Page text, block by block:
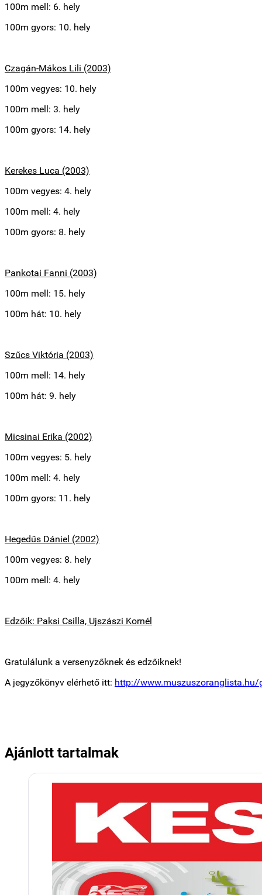
100m mell: 6. hely
100m gyors: 10. hely
Czagán-Mákos Lili (2003)
100m vegyes: 10. hely
100m mell: 3. hely
100m gyors: 14. hely
Kerekes Luca (2003)
100m vegyes: 4. hely
100m mell: 4. hely
100m gyors: 8. hely
Pankotai Fanni (2003)
100m mell: 15. hely
100m hát: 10. hely
Szűcs Viktória (2003)
100m mell: 14. hely
100m hát: 9. hely
Micsinai Erika (2002)
100m vegyes: 5. hely
100m mell: 4. hely
100m gyors: 11. hely
Hegedűs Dániel (2002)
100m vegyes: 8. hely
100m mell: 4. hely
Edzőik: Paksi Csilla, Ujszászi Kornél
Gratulálunk a versenyzőknek és edzőiknek!
A jegyzőkönyv elérhető itt: http://www.muszuszoranglista.hu/
Ajánlott tartalmak